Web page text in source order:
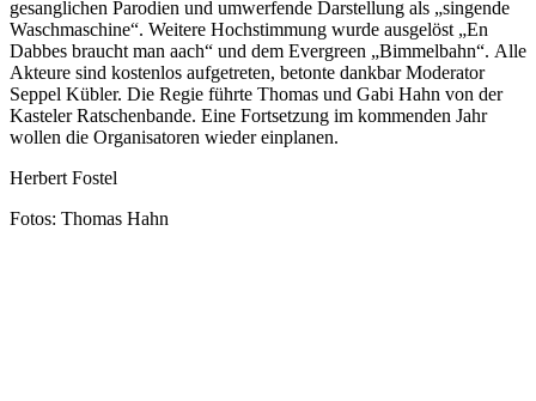
gesanglichen Parodien und umwerfende Darstellung als „singende
Waschmaschine“. Weitere Hochstimmung wurde ausgelöst „En
Dabbes braucht man aach“ und dem Evergreen „Bimmelbahn“. Alle
Akteure sind kostenlos aufgetreten, betonte dankbar Moderator
Seppel Kübler. Die Regie führte Thomas und Gabi Hahn von der
Kasteler Ratschenbande. Eine Fortsetzung im kommenden Jahr
wollen die Organisatoren wieder einplanen.
Herbert Fostel
Fotos: Thomas Hahn